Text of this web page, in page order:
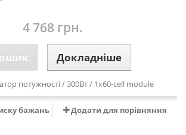
4 768 грн.
Докладніше
потужності/ 300Вт / 1x60-cell module
бажань Додати для порівняння